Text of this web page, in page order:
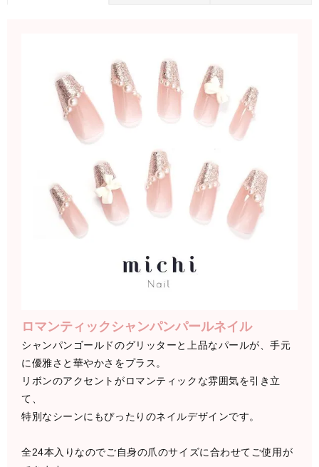
ロマンティックシャンパンパールネイル
シャンパンゴールドのグリッターと上品なパールが、手元
に優雅さと華やかさをプラス。
リボンのアクセントがロマンティックな雰囲気を引き立
て、
特別なシーンにもぴったりのネイルデザインです。
全24本入りなのでご自身の爪のサイズに合わせてご使用が